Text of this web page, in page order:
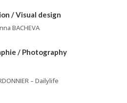
/ Visual design
BACHEVA
/ Photography
– Dailylife